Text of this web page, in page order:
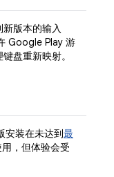
版本的输入
Google Play 游
盘重新映射。
安装在未达到最
，但体验会受